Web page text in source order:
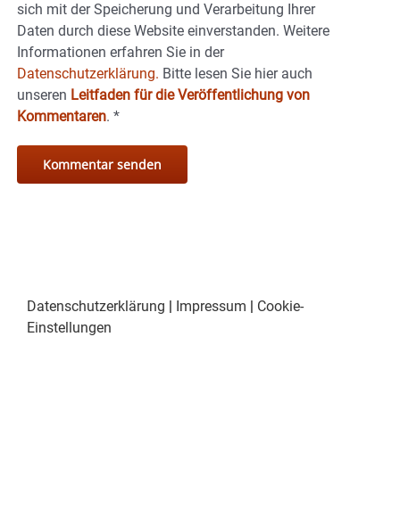
sich mit der Speicherung und Verarbeitung Ihrer
Daten durch diese Website einverstanden. Weitere
Informationen erfahren Sie in der
Datenschutzerklärung. Bitte lesen Sie hier auch
unseren Leitfaden für die Veröffentlichung von
Kommentaren. *
Datenschutzerklärung Impressum
Cookie-
Einstellungen